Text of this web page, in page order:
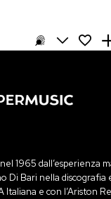
1965 dall’esperienza
Di Bari nella discografia
Italiana e con l’Ariston